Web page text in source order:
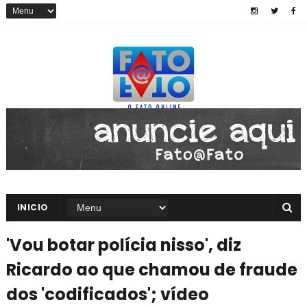
INICIO
'Vou botar polícia nisso', diz
Ricardo ao que chamou de fraude
dos 'codificados'; vídeo